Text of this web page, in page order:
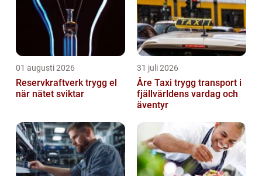
01 augusti 2026
Reservkraftverk trygg el
när nätet sviktar
31 juli 2026
Åre Taxi trygg transport i
fjällvärldens vardag och
äventyr